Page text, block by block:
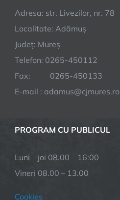
Adresa: str. Livezilor, nr. 78
Localitate: Adămuș
Județ: Mureș
Telefon: 0265-450112
Fax: 0265-450133
E-mail : adamus@cjmures.ro
PROGRAM CU PUBLICUL
Luni – joi 08.00 – 16:00
Vineri 08.00 – 13.00
Cookies